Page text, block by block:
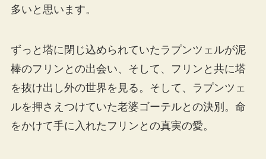
多いと思います。
ずっと塔に閉じ込められていたラプンツェルが泥
棒のフリンとの出会い、そして、フリンと共に塔
を抜け出し外の世界を見る。そして、ラプンツェ
ルを押さえつけていた老婆ゴーテルとの決別。命
をかけて手に入れたフリンとの真実の愛。